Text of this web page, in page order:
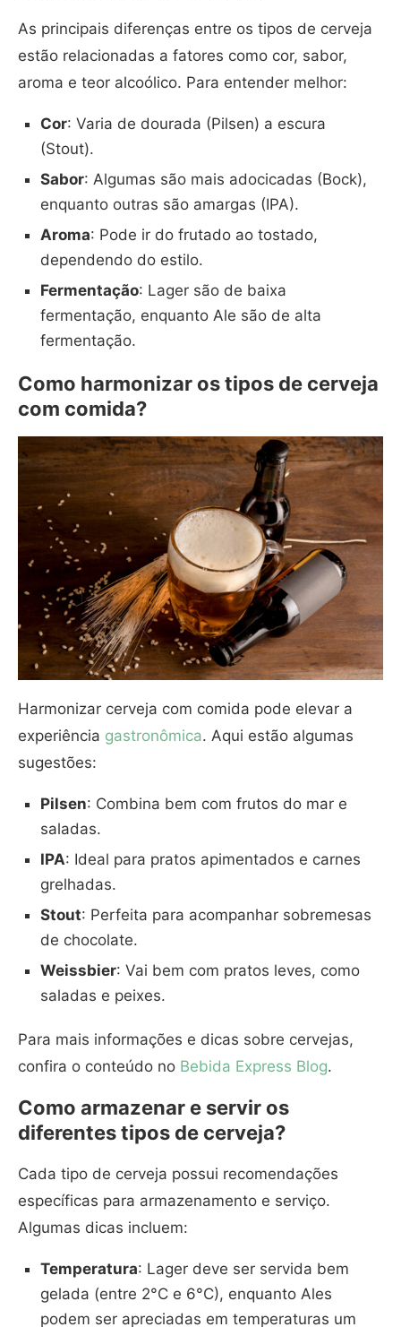
As principais diferenças entre os tipos de cerveja
estão relacionadas a fatores como cor, sabor,
aroma e teor alcoólico. Para entender melhor:
Cor: Varia de dourada (Pilsen) a escura
(Stout).
Sabor: Algumas são mais adocicadas (Bock),
enquanto outras são amargas (IPA).
Aroma: Pode ir do frutado ao tostado,
dependendo do estilo.
Fermentação: Lager são de baixa
fermentação, enquanto Ale são de alta
fermentação.
Como harmonizar os tipos de cerveja
com comida?
Harmonizar cerveja com comida pode elevar a
experiência gastronômica. Aqui estão algumas
sugestões:
Pilsen: Combina bem com frutos do mar e
saladas.
IPA: Ideal para pratos apimentados e carnes
grelhadas.
Stout: Perfeita para acompanhar sobremesas
de chocolate.
Weissbier: Vai bem com pratos leves, como
saladas e peixes.
Para mais informações e dicas sobre cervejas,
confira o conteúdo no Bebida Express Blog.
Como armazenar e servir os
diferentes tipos de cerveja?
Cada tipo de cerveja possui recomendações
específicas para armazenamento e serviço.
Algumas dicas incluem:
Temperatura: Lager deve ser servida bem
gelada (entre 2°C e 6°C), enquanto Ales
podem ser apreciadas em temperaturas um